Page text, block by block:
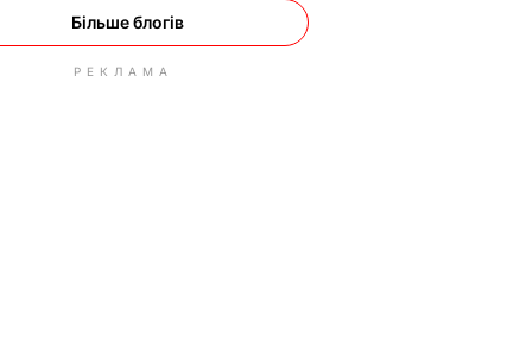
Більше блогів
РЕКЛАМА